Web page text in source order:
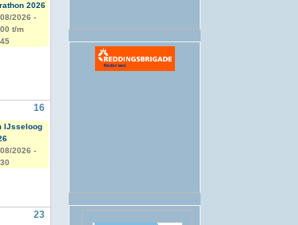
2026
2026 -
t/m
16
IJsseloog
2026 -
23